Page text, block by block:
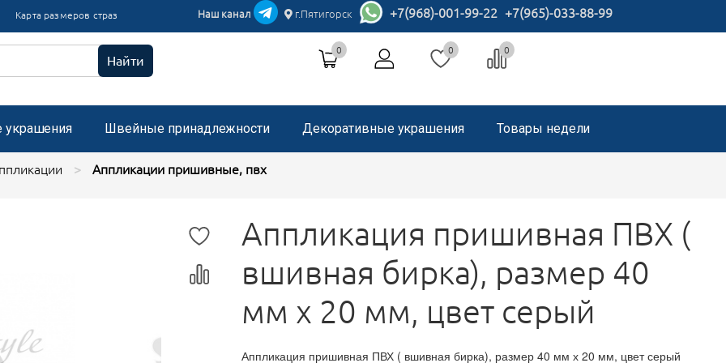
Карта размеров страз Наш канал г.Пятигорск +7(968)-001-99-22 +7(965)-033-88-99
Найти
0 0 0
украшения Швейные принадлежности Декоративные украшения
пришивные с микробисером
стразами, застежка "булавка"
Товары недели
Аппликации пришивные, пвх
Аппликация пришивная ПВХ (
вшивная бирка), размер 40
мм х 20 мм, цвет серый
Аппликация пришивная ПВХ ( вшивная бирка), размер 40 мм х 20 мм, цвет серый